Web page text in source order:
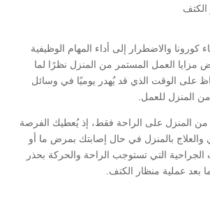
كورونا والاضطرار إلى أداء المهام الوظيفية
مزايا العمل المستمر من المنزل نظرًا لما
على الوقت الذي قد يُهدر يوميًا في وسائل
من المنزل للعمل.
من المنزل على الراحة فقط، إذ يُعطيك الفرصة
والعلاج بالمنزل في حال إصابتك بمرض ما أو
التي تستوجب الراحة والحركة بحذر
بعد عملية منظار الكتف.